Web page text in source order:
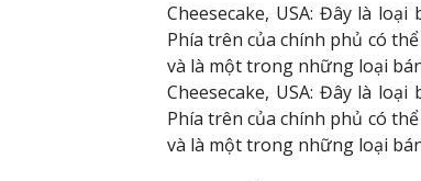
Cheesecake, USA: Đây là
Phía trên của chính phủ có
và là một trong những loại
Cheesecake, USA: Đây là
Phía trên của chính phủ có
và là một trong những loại